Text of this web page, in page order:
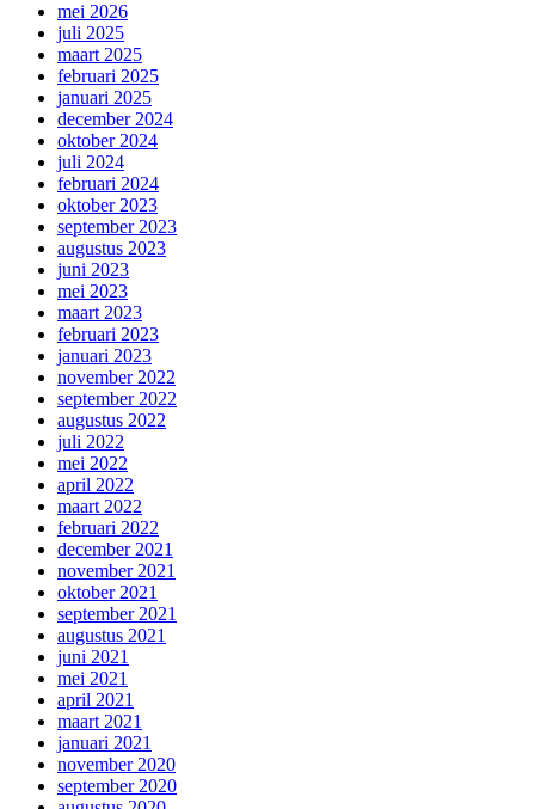
mei 2026
juli 2025
maart 2025
februari 2025
januari 2025
december 2024
oktober 2024
juli 2024
februari 2024
oktober 2023
september 2023
augustus 2023
juni 2023
mei 2023
maart 2023
februari 2023
januari 2023
november 2022
september 2022
augustus 2022
juli 2022
mei 2022
april 2022
maart 2022
februari 2022
december 2021
november 2021
oktober 2021
september 2021
augustus 2021
juni 2021
mei 2021
april 2021
maart 2021
januari 2021
november 2020
september 2020